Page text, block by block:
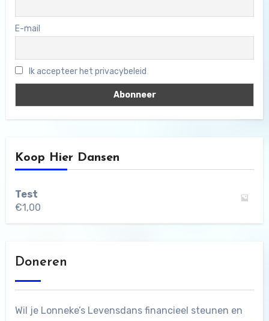
E-mail
Ik accepteer het privacybeleid
Koop Hier Dansen
Test
€1,00
Doneren
Wil je Lonneke’s Levensdans financieel steunen en